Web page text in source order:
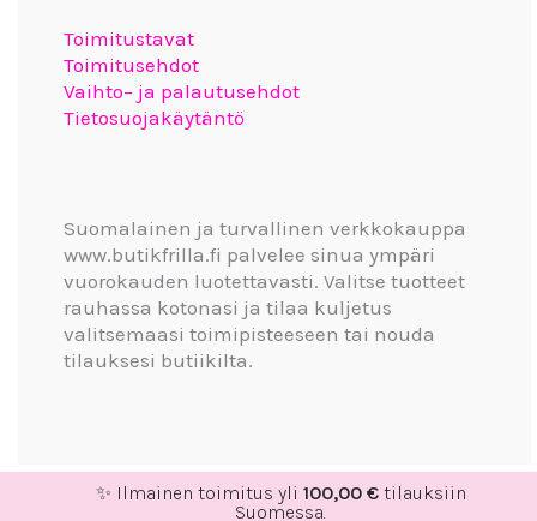
Toimitustavat
Toimitusehdot
Vaihto– ja palautusehdot
Tietosuojakäytäntö
Suomalainen ja turvallinen verkkokauppa
www.butikfrilla.fi palvelee sinua ympäri
vuorokauden luotettavasti. Valitse tuotteet
rauhassa kotonasi ja tilaa kuljetus
valitsemaasi toimipisteeseen tai nouda
tilauksesi butiikilta.
✨ Ilmainen toimitus yli 100,00 €tilauksiin
Suomessa.